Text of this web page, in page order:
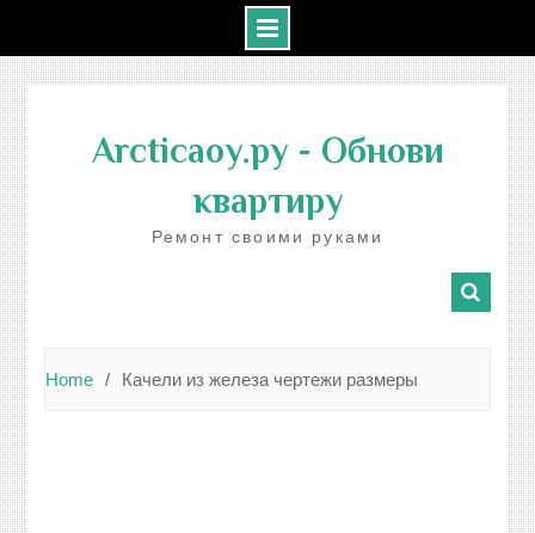
contentArcticaoy.ру- Обнови
квартиру
Ремонт своими руками
Home Качели из железа чертежи размеры